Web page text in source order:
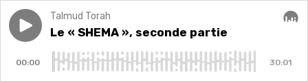
Play episodeLe « SHEMA », seconde partie
Talmud Torah
Le « SHEMA », seconde partie
00:00 30:01